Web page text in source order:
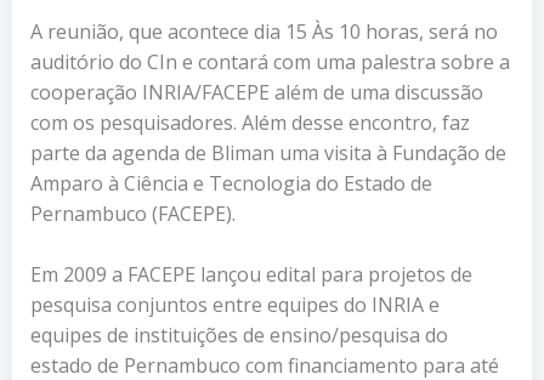
A reunião, que acontece dia 15 Às 10 horas, será no
auditório do CIn e contará com uma palestra sobre a
cooperação INRIA/FACEPE além de uma discussão
com os pesquisadores. Além desse encontro, faz
parte da agenda de Bliman uma visita à Fundação de
Amparo à Ciência e Tecnologia do Estado de
Pernambuco (FACEPE).
Em 2009 a FACEPE lançou edital para projetos de
pesquisa conjuntos entre equipes do INRIA e
equipes de instituições de ensino/pesquisa do
estado de Pernambuco com financiamento para até